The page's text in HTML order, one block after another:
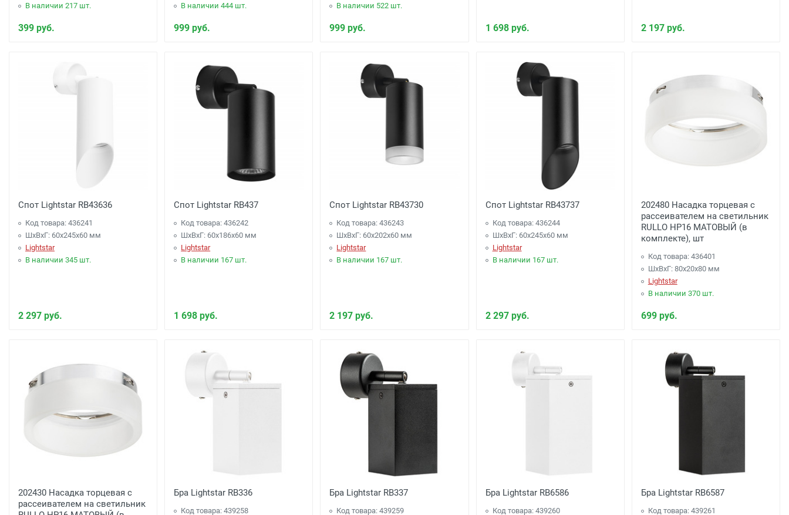
В наличии 217 шт.
399 руб.
В наличии 444 шт.
999 руб.
В наличии 522 шт.
999 руб. 1 698 руб. 2 197 руб.
Спот Lightstar RB43636
Код товара: 436241
ШхВхГ: 60x245x60 мм
Lightstar
В наличии 345 шт.
2 297 руб.
Спот Lightstar RB437
Код товара: 436242
ШхВхГ: 60x186x60 мм
Lightstar
В наличии 167 шт.
1 698 руб.
Спот Lightstar RB43730
Код товара: 436243
ШхВхГ: 60x202x60 мм
Lightstar
В наличии 167 шт.
2 197 руб.
Спот Lightstar RB43737
Код товара: 436244
ШхВхГ: 60x245x60 мм
Lightstar
В наличии 167 шт.
2 297 руб.
202480 Насадка торцевая с
рассеивателем на светильник
RULLO HP16 МАТОВЫЙ (в
комплекте), шт
Код товара: 436401
ШхВхГ: 80x20x80 мм
Lightstar
В наличии 370 шт.
699 руб.
202430 Насадка торцевая с
рассеивателем на светильник
Бра Lightstar RB336
Код товара: 439258
Бра Lightstar RB337
Код товара: 439259
Бра Lightstar RB6586
Код товара: 439260
Бра Lightstar RB6587
Код товара: 439261